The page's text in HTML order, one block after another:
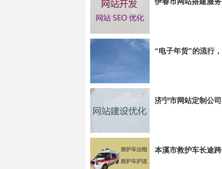
“电子年货”的流行
济宁市网站定制公
本溪市救护车长途